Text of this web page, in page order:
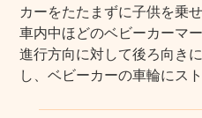
カーをたたまずに子供を乗
車内中ほどのベビーカーマ
進行方向に対して後ろ向き
し、ベビーカーの車輪にス